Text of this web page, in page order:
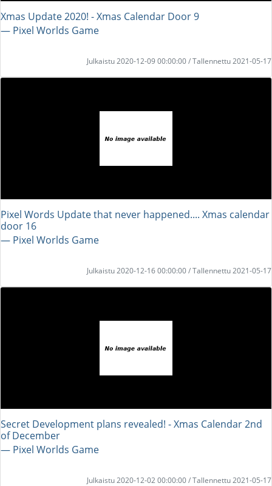
Xmas Update 2020! - Xmas Calendar Door 9
― Pixel Worlds Game
Julkaistu 2020-12-09 00:00:00 / Tallennettu 2021-05-17
Pixel Words Update that never happened.... Xmas calendar
door 16
― Pixel Worlds Game
Julkaistu 2020-12-16 00:00:00 / Tallennettu 2021-05-17
Secret Development plans revealed! - Xmas Calendar 2nd
of December
― Pixel Worlds Game
Julkaistu 2020-12-02 00:00:00 / Tallennettu 2021-05-17